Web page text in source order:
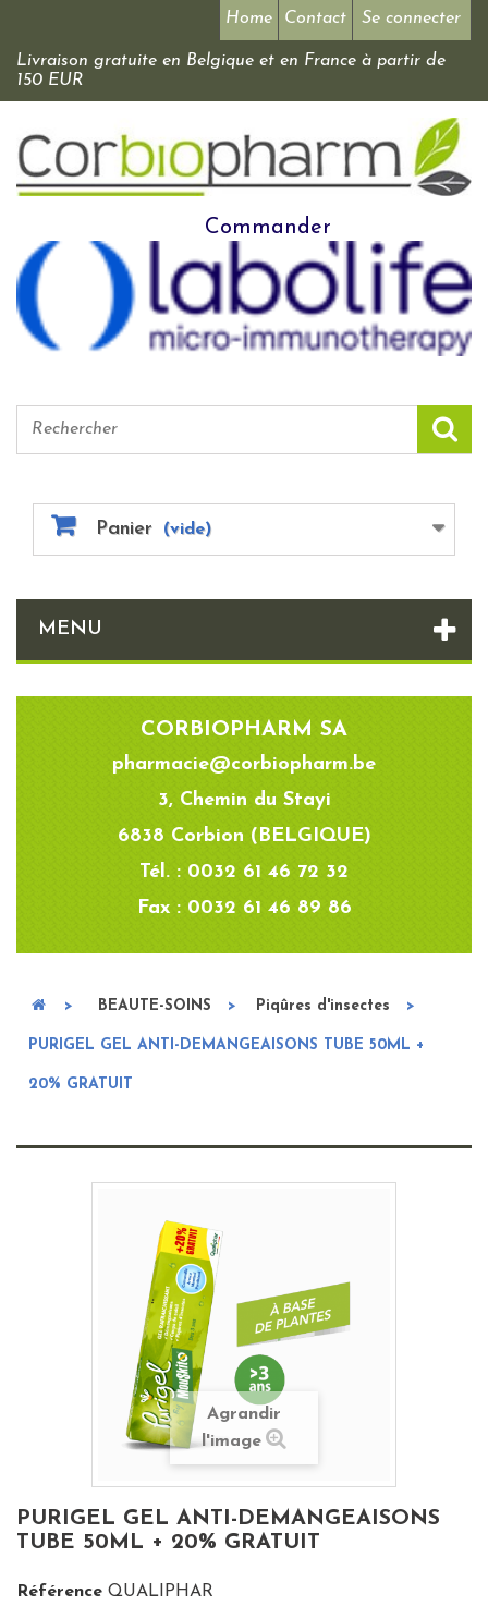
Se connecter
Home Contact
Livraison gratuite en Belgique et en France à partir de
150 EUR
Commander
Panier (vide)
MENU
CORBIOPHARM SA
pharmacie@corbiopharm.be
3, Chemin du Stayi
6838 Corbion (BELGIQUE)
Tél. : 0032 61 46 72 32
Fax : 0032 61 46 89 86
> BEAUTE-SOINS > Piqûres d'insectes >
PURIGEL GEL ANTI-DEMANGEAISONS TUBE 50ML +
20% GRATUIT
Agrandir
l'image
PURIGEL GEL ANTI-DEMANGEAISONS
TUBE 50ML + 20% GRATUIT
Référence QUALIPHAR